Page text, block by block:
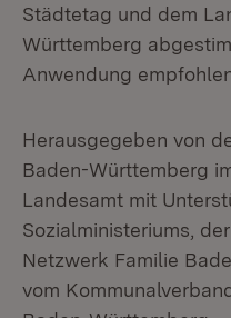
Städtetag und dem
Württemberg
Anwendung
Herausgegeben von
Baden-Württemberg
Landesamt mit
Sozialministeriums,
Netzwerk Familie
vom